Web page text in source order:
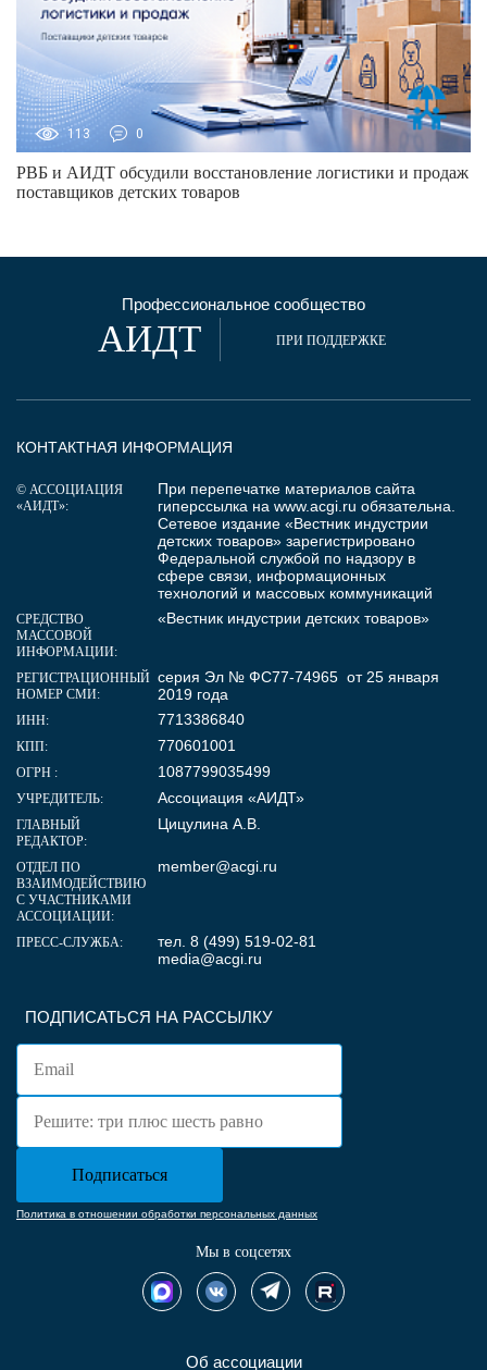
113 0
РВБ и АИДТ обсудили восстановление логистики и продаж
поставщиков детских товаров
Профессиональное сообщество
АИДТ ПРИ ПОДДЕРЖКЕ
Об ассоциации
ПОДПИСАТЬСЯ НА РАССЫЛКУ
Политика в отношении обработки персональных данных
Мы в соцсетях
КОНТАКТНАЯ ИНФОРМАЦИЯ
© АССОЦИАЦИЯ
«АИДТ»:
При перепечатке материалов сайта
гиперссылка на www.acgi.ru обязательна.
Сетевое издание «Вестник индустрии
детских товаров» зарегистрировано
Федеральной службой по надзору в
сфере связи, информационных
технологий и массовых коммуникаций
СРЕДСТВО
МАССОВОЙ
ИНФОРМАЦИИ:
«Вестник индустрии детских товаров»
РЕГИСТРАЦИОННЫЙ
НОМЕР СМИ:
серия Эл № ФС77-74965 от 25 января
2019 года
ИНН: 7713386840
КПП: 770601001
ОГРН : 1087799035499
УЧРЕДИТЕЛЬ: Ассоциация «АИДТ»
ГЛАВНЫЙ
РЕДАКТОР:
Цицулина А.В.
ОТДЕЛ ПО
ВЗАИМОДЕЙСТВИЮ
С УЧАСТНИКАМИ
АССОЦИАЦИИ:
member@acgi.ru
ПРЕСС-СЛУЖБА:
тел. 8 (499) 519-02-81
media@acgi.ru